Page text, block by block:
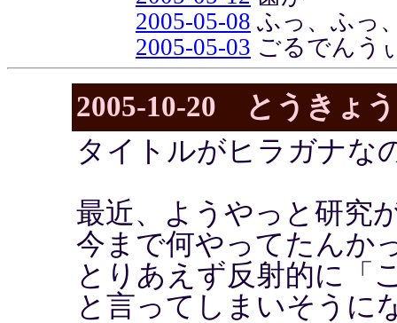
2005-05-08 ふっ、ふっ
2005-05-03 ごるでんう
2005-10-20 とうきょ
タイトルがヒラガナな
最近、ようやっと研究
今まで何やってたんか
とりあえず反射的に「
と言ってしまいそうに